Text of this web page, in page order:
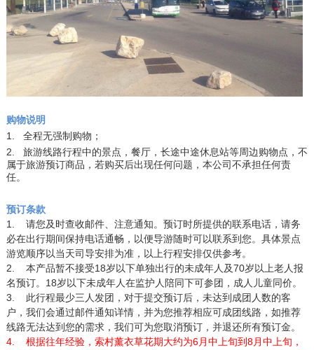
购物说明
1. 全程无强制购物；
2. 旅游线路行程中的景点，餐厅，长途中途休息站等周边购物点，不
属于旅游预订商品，若购买后出现任何问题，本公司不承担任何责
任。
预订条款
1. 请您及时查收邮件、注意通知。预订时所提供的联系电话，请务
必在出行期间保持电话通畅，以便导游随时可以联系到您。具体景点
游览顺序以当天司导安排为准，以上行程安排仅供参考。
2. 本产品暂不接受18岁以下单独出行的未成年人及70岁以上老人报
名预订。18岁以下未成年人在监护人陪同下可参团，成人儿童同价。
3. 此行程最少三人发团，对于提交预订后，未达到成团人数的客
户，我们会通过邮件通知详情，并为您推荐相应可成团线路，如推荐
线路无法达到您的需求，我们可为您取消预订，并退还所有预订金。
4. 根据往年经验，索村薰衣草花期大约为6月中上旬到8月中上旬 ，